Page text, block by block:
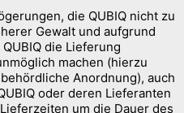
die QUBIQ nicht zu
Gewalt und aufgrund
die Lieferung
machen (hierzu
Anordnung), auch
oder deren Lieferanten
um die Dauer des